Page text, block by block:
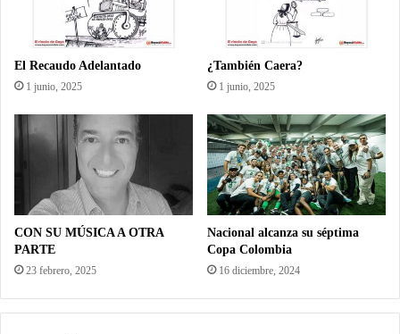
El Recaudo Adelantado
1 junio, 2025
¿También Caera?
1 junio, 2025
CON SU MÚSICA A OTRA
PARTE
23 febrero, 2025
Nacional alcanza su séptima
Copa Colombia
16 diciembre, 2024